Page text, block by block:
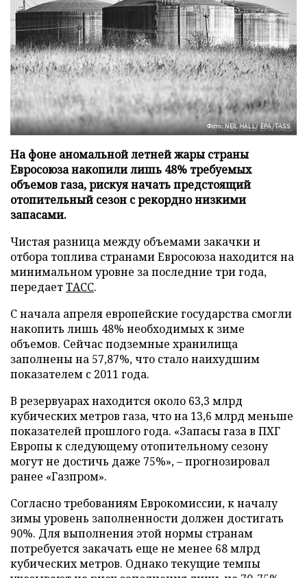
Фото: NEIL HALL/ EPA/TASS
На фоне аномальной летней жары страны
Евросоюза накопили лишь 48% требуемых
объемов газа, рискуя начать предстоящий
отопительный сезон с рекордно низкими
запасами.
Чистая разница между объемами закачки и
отбора топлива странами Евросоюза находится на
минимальном уровне за последние три года,
передаетТАСС.
С начала апреля европейские государства смогли
накопить лишь 48% необходимых к зиме
объемов. Сейчас подземные хранилища
заполнены на 57,87%, что стало наихудшим
показателем с 2011 года.
В резервуарах находится около 63,3 млрд
кубических метров газа, что на 13,6 млрд меньше
показателей прошлого года. «Запасы газа в ПХГ
Европы к следующему отопительному сезону
могут не достичь даже 75%», – прогнозировал
ранее «Газпром».
Согласно требованиям Еврокомиссии, к началу
зимы уровень заполненности должен достигать
90%. Для выполнения этой нормы странам
потребуется закачать еще не менее 68 млрд
кубических метров. Однако текущие темпы